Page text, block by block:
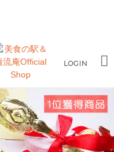
LOGIN